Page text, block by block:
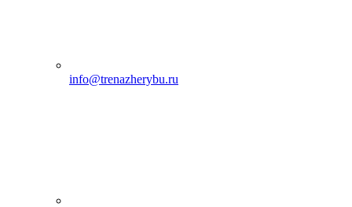
info@trenazherybu.ru